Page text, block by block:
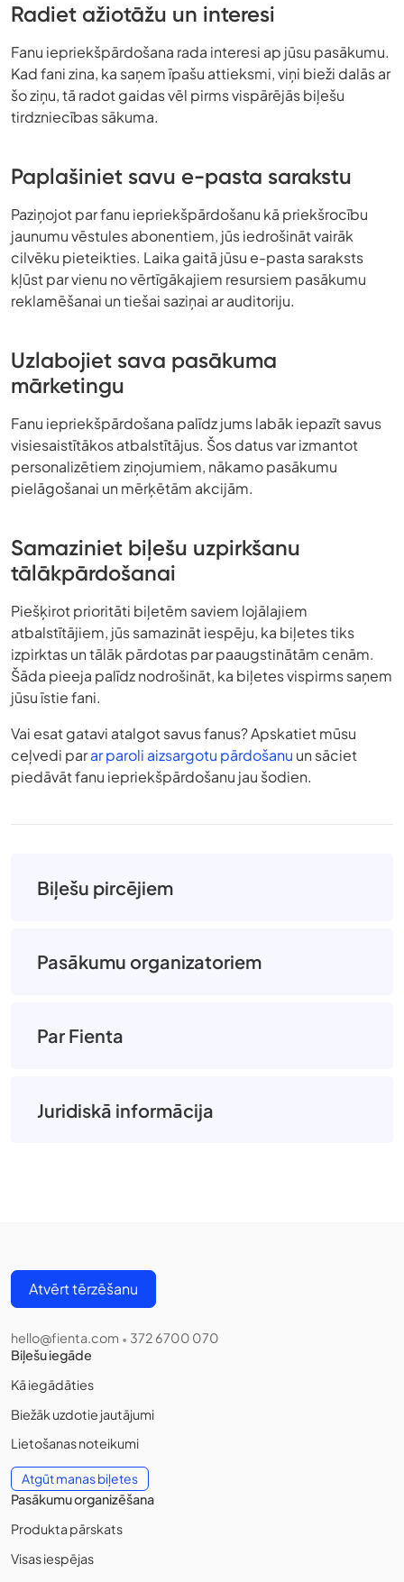
Radiet ažiotāžu un interesi
Fanu iepriekšpārdošana rada interesi ap jūsu pasākumu.
Kad fani zina, ka saņem īpašu attieksmi, viņi bieži dalās ar
šo ziņu, tā radot gaidas vēl pirms vispārējās biļešu
tirdzniecības sākuma.
Paplašiniet savu e-pasta sarakstu
Paziņojot par fanu iepriekšpārdošanu kā priekšrocību
jaunumu vēstules abonentiem, jūs iedrošināt vairāk
cilvēku pieteikties. Laika gaitā jūsu e-pasta saraksts
kļūst par vienu no vērtīgākajiem resursiem pasākumu
reklamēšanai un tiešai saziņai ar auditoriju.
Uzlabojiet sava pasākuma
mārketingu
Fanu iepriekšpārdošana palīdz jums labāk iepazīt savus
visiesaistītākos atbalstītājus. Šos datus var izmantot
personalizētiem ziņojumiem, nākamo pasākumu
pielāgošanai un mērķētām akcijām.
Samaziniet biļešu uzpirkšanu
tālākpārdošanai
Piešķirot prioritāti biļetēm saviem lojālajiem
atbalstītājiem, jūs samazināt iespēju, ka biļetes tiks
izpirktas un tālāk pārdotas par paaugstinātām cenām.
Šāda pieeja palīdz nodrošināt, ka biļetes vispirms saņem
jūsu īstie fani.
Vai esat gatavi atalgot savus fanus? Apskatiet mūsu
ceļvedi parar paroli aizsargotu pārdošanu un sāciet
piedāvāt fanu iepriekšpārdošanu jau šodien.
Biļešu pircējiem
Pasākumu organizatoriem
Par Fienta
Juridiskā informācija
Atvērt tērzēšanu
hello@fienta.com • 372 6700 070
Biļešu iegāde
Kā iegādāties
Biežāk uzdotie jautājumi
Lietošanas noteikumi
Atgūt manas biļetes
Pasākumu organizēšana
Produkta pārskats
Visas iespējas